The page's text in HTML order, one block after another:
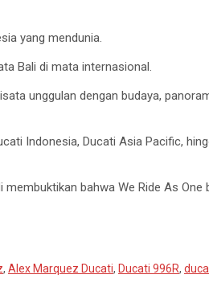
yang mendunia.
Bali di mata internasional.
unggulan dengan budaya,
Indonesia, Ducati Asia Pacific,
bahwa We Ride As
, Alex Marquez Ducati, Ducati 996R,